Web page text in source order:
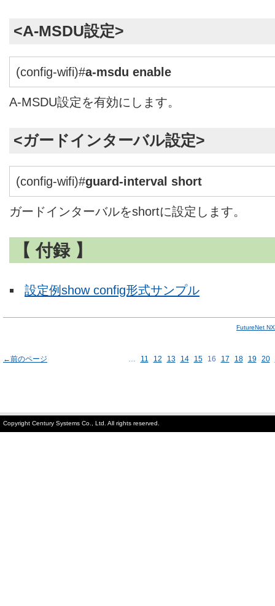
<A-MSDU設定>
(config-wifi)#a-msdu enable
A-MSDU設定を有効にします。
<ガードインターバル設定>
(config-wifi)#guard-interval short
ガードインターバルをshortに設定します。
【 付録 】
設定例show config形式サンプル
FutureNet
←前のページ … 11 12 13 14 15 16 17 18 19 20
Copyright Century Systems Co., Ltd. All rights reserved.